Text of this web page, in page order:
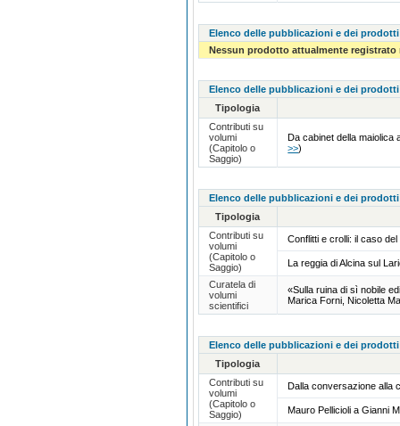
Elenco delle pubblicazioni e dei
Nessun prodotto attualmente registrato
Elenco delle pubblicazioni e dei
Tipologia
Contributi su
volumi
(Capitolo o
Saggio)
Da cabinet della maiolica
>>)
Elenco delle pubblicazioni e dei
Tipologia
Contributi su
volumi
(Capitolo o
Saggio)
Conflitti e crolli: il caso
La reggia di Alcina sul
Curatela di
volumi
scientifici
«Sulla ruina di sì nobile
Marica Forni, Nicoletta
Elenco delle pubblicazioni e dei
Tipologia
Contributi su
volumi
(Capitolo o
Saggio)
Dalla conversazione alla
Mauro Pellicioli a Gianni